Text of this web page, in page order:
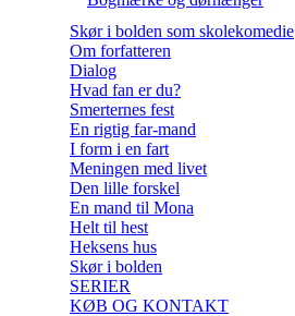
Skør i bolden som skolekomedie
Om forfatteren
Dialog
Hvad fan er du?
Smerternes fest
En rigtig far-mand
I form i en fart
Meningen med livet
Den lille forskel
En mand til Mona
Helt til hest
Heksens hus
Skør i bolden
SERIER
KØB OG KONTAKT